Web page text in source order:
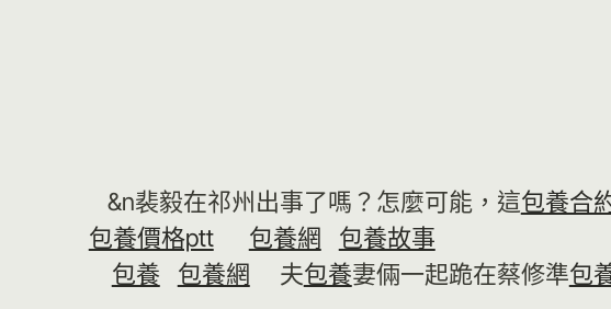
&n裴毅在祁州出事了嗎？怎麼可能，這包養合
包養價格ptt
包養網
包養故事
包養
包養網 夫包養妻倆一起跪在蔡修準包